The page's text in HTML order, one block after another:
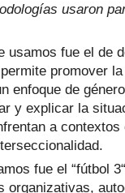
usaron
usamos fue el de
promover
enfoque de
y explicar la
a
fue el “fútbol
organizativas,